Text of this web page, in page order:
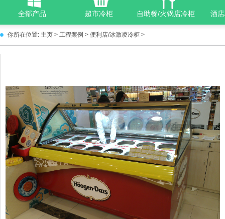
全部产品 超市冷柜 自助餐/火锅店冷柜 酒
你所在位置: 主页 > 工程案例 > 便利店/冰激凌冷柜 >